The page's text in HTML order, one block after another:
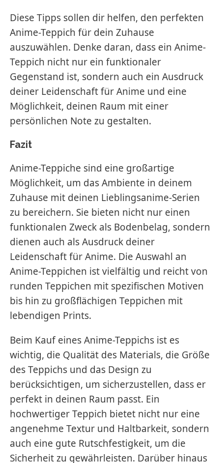
Diese Tipps sollen dir helfen, den perfekten
Anime-Teppich für dein Zuhause
auszuwählen. Denke daran, dass ein Anime-
Teppich nicht nur ein funktionaler
Gegenstand ist, sondern auch ein Ausdruck
deiner Leidenschaft für Anime und eine
Möglichkeit, deinen Raum mit einer
persönlichen Note zu gestalten.
Fazit
Anime-Teppiche sind eine großartige
Möglichkeit, um das Ambiente in deinem
Zuhause mit deinen Lieblingsanime-Serien
zu bereichern. Sie bieten nicht nur einen
funktionalen Zweck als Bodenbelag, sondern
dienen auch als Ausdruck deiner
Leidenschaft für Anime. Die Auswahl an
Anime-Teppichen ist vielfältig und reicht von
runden Teppichen mit spezifischen Motiven
bis hin zu großflächigen Teppichen mit
lebendigen Prints.
Beim Kauf eines Anime-Teppichs ist es
wichtig, die Qualität des Materials, die Größe
des Teppichs und das Design zu
berücksichtigen, um sicherzustellen, dass er
perfekt in deinen Raum passt. Ein
hochwertiger Teppich bietet nicht nur eine
angenehme Textur und Haltbarkeit, sondern
auch eine gute Rutschfestigkeit, um die
Sicherheit zu gewährleisten. Darüber hinaus